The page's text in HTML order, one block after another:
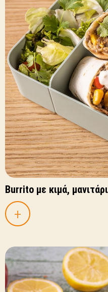
Burrito με κιμά,
+